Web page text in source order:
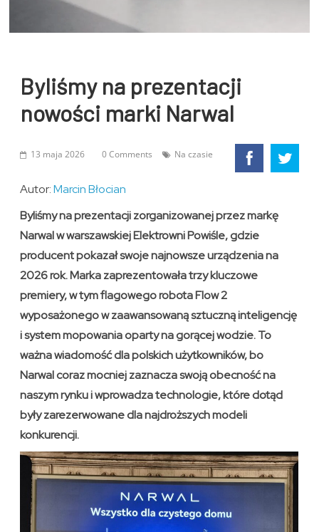
Byliśmy na prezentacji
nowości marki Narwal
13 maja 2026 0 Comments Na czasie
Autor:Marcin Błocian
Byliśmy na prezentacji zorganizowanej przez markę
Narwal w warszawskiej Elektrowni Powiśle, gdzie
producent pokazał swoje najnowsze urządzenia na
2026 rok. Marka zaprezentowała trzy kluczowe
premiery, w tym flagowego robota Flow 2
wyposażonego w zaawansowaną sztuczną inteligencję
i system mopowania oparty na gorącej wodzie. To
ważna wiadomość dla polskich użytkowników, bo
Narwal coraz mocniej zaznacza swoją obecność na
naszym rynku i wprowadza technologie, które dotąd
były zarezerwowane dla najdroższych modeli
konkurencji.